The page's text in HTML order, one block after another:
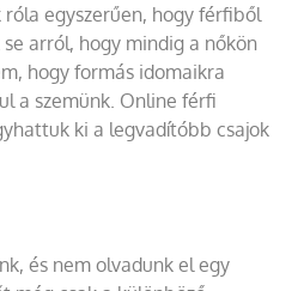
egyszerűen, hogy férfiből
arról, hogy mindig a nőkön
hogy formás idomaikra
a szemünk. Online férfi
ki a legvadítóbb csajok
és nem olvadunk el egy